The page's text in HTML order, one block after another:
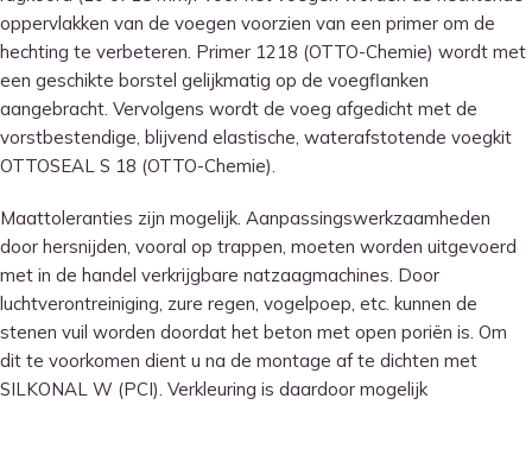
oppervlakken van de voegen voorzien van een primer om de
hechting te verbeteren. Primer 1218 (OTTO-Chemie) wordt met
een geschikte borstel gelijkmatig op de voegflanken
aangebracht. Vervolgens wordt de voeg afgedicht met de
vorstbestendige, blijvend elastische, waterafstotende voegkit
OTTOSEAL S 18 (OTTO-Chemie).
Maattoleranties zijn mogelijk. Aanpassingswerkzaamheden
door hersnijden, vooral op trappen, moeten worden uitgevoerd
met in de handel verkrijgbare natzaagmachines. Door
luchtverontreiniging, zure regen, vogelpoep, etc. kunnen de
stenen vuil worden doordat het beton met open poriën is. Om
dit te voorkomen dient u na de montage af te dichten met
SILKONAL W (PCI). Verkleuring is daardoor mogelijk